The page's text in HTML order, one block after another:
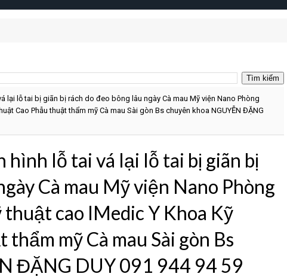
lại lỗ tai bị giãn bị rách do đeo bông lâu ngày Cà mau Mỹ viện Nano Phòng
Cao Phẫu thuật thẩm mỹ Cà mau Sài gòn Bs chuyên khoa NGUYỄN ĐẶNG
hình lỗ tai vá lại lỗ tai bị giãn bị
Cà mau Mỹ viện Nano Phòng
thuật cao IMedic Y Khoa Kỹ
mỹ Cà mau Sài gòn Bs
ĐẶNG DUY 091 944 94 59